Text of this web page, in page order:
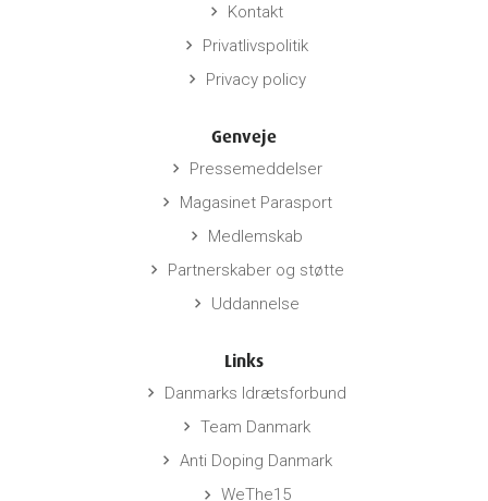
keyboard_arrow_right Kontakt
keyboard_arrow_right Privatlivspolitik
keyboard_arrow_right Privacy policy
Genveje
keyboard_arrow_right Pressemeddelser
keyboard_arrow_right Magasinet Parasport
keyboard_arrow_right Medlemskab
keyboard_arrow_right Partnerskaber og støtte
keyboard_arrow_right Uddannelse
Links
keyboard_arrow_right Danmarks Idrætsforbund
keyboard_arrow_right Team Danmark
keyboard_arrow_right Anti Doping Danmark
keyboard_arrow_right WeThe15